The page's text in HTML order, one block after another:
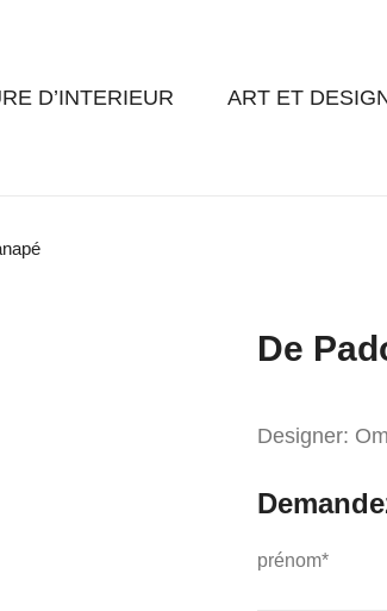
D’INTERIEUR ART ET
De
Designer:
prénom*